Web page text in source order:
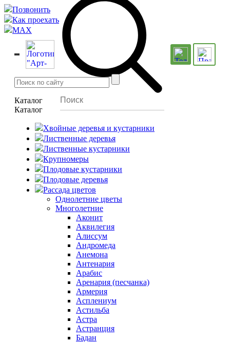
Позвонить
Как проехать
MAX
Каталог
Каталог
Хвойные деревья и кустарники
Лиственные деревья
Лиственные кустарники
Крупномеры
Плодовые кустарники
Плодовые деревья
Рассада цветов
Однолетние цветы
Многолетние
Аконит
Аквилегия
Алиссум
Андромеда
Анемона
Антенария
Арабис
Аренария (песчанка)
Армерия
Асплениум
Астильба
Астра
Астранция
Бадан